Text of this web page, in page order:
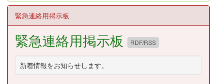
緊急連絡用掲示板
緊急連絡用掲示板 RDF/RSS
新着情報をお知らせします。